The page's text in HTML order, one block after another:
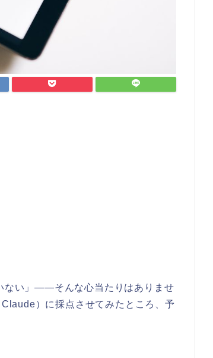
ない」——そんな心当たりはありませ
）に採点させてみたところ、予